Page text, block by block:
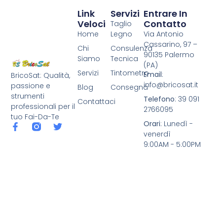
BricoSat: Qualità,
passione e
strumenti
professionali per il
tuo Fai-Da-Te
Servizi
Taglio
Legno
Consulenza
Tecnica
Tintometro
Consegna
Link
Veloci
Home
Chi
Siamo
Servizi
Blog
Contattaci
Entrare In
Contatto
Via Antonio
Cassarino, 97 –
90135 Palermo
(PA)
Email:
info@bricosat.it
Telefono: 39 091
2766095
Orari: Lunedì -
venerdì
9:00AM - 5:00PM